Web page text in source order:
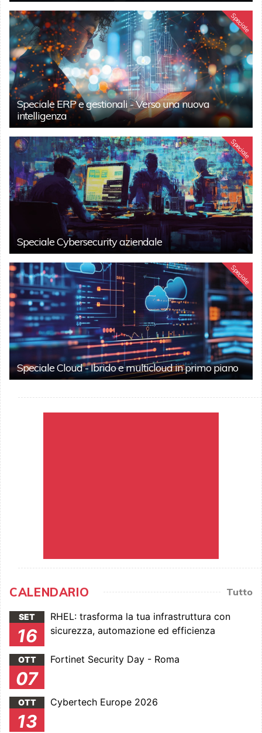
Speciale
Speciale ERP e gestionali - Verso una nuova
intelligenza
Speciale
Speciale Cybersecurity aziendale
Speciale
Speciale Cloud - Ibrido e multicloud in primo piano
CALENDARIO Tutto
SET
16
RHEL: trasforma la tua infrastruttura con
sicurezza, automazione ed efficienza
OTT
07
Fortinet Security Day - Roma
OTT
13
Cybertech Europe 2026